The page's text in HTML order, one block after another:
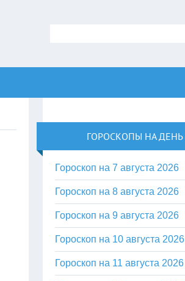
ГОРОСКОПЫ НА ДЕНЬ
Гороскоп на 7 августа 2026
Гороскоп на 8 августа 2026
Гороскоп на 9 августа 2026
Гороскоп на 10 августа 2026
Гороскоп на 11 августа 2026